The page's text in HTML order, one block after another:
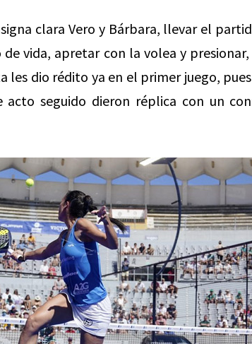
clara Vero y Bárbara, llevar el
vida, apretar con la volea y
les dio rédito ya en el primer juego,
acto seguido dieron réplica con un